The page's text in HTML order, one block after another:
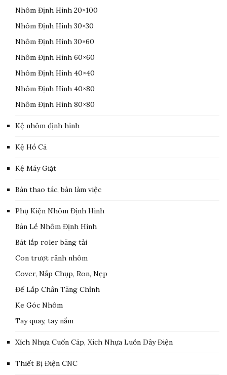
Nhôm Định Hình 20×100
Nhôm Định Hình 30×30
Nhôm Định Hình 30×60
Nhôm Định Hình 60×60
Nhôm Định Hình 40×40
Nhôm Định Hình 40×80
Nhôm Định Hình 80×80
Kệ nhôm định hình
Kệ Hồ Cá
Kệ Máy Giặt
Bàn thao tác, bàn làm việc
Phụ Kiện Nhôm Định Hình
Bản Lề Nhôm Định Hình
Bát lắp roler băng tải
Con trượt rãnh nhôm
Cover, Nắp Chụp, Ron, Nẹp
Đế Lắp Chân Tăng Chỉnh
Ke Góc Nhôm
Tay quay, tay nắm
Xích Nhựa Cuốn Cáp, Xích Nhựa Luồn Dây Điện
Thiết Bị Điện CNC